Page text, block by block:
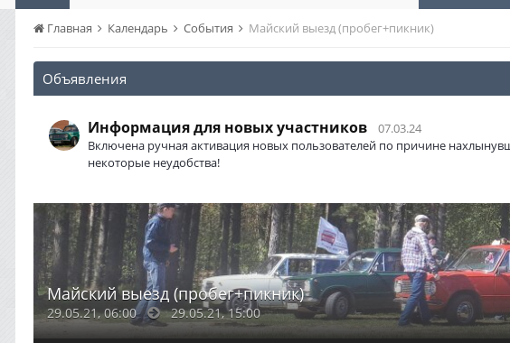
Главная Календарь События Майский выезд (пробег+пикник)
Объявления
Информация для новых участников
07.03.24
Включена ручная активация новых пользователей по причине
некоторые неудобства!
Майский выезд (пробег+пикник)
29.05.21, 06:00 29.05.21, 15:00